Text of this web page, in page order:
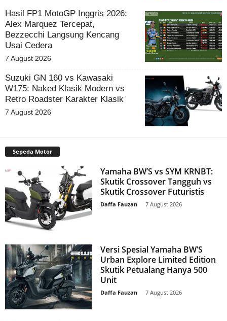
Hasil FP1 MotoGP Inggris 2026:
Alex Marquez Tercepat,
Bezzecchi Langsung Kencang
Usai Cedera
7 August 2026
Suzuki GN 160 vs Kawasaki
W175: Naked Klasik Modern vs
Retro Roadster Karakter Klasik
7 August 2026
Sepeda Motor
Yamaha BW’S vs SYM KRNBT:
Skutik Crossover Tangguh vs
Skutik Crossover Futuristis
Daffa Fauzan 7 August 2026
Versi Spesial Yamaha BW’S
Urban Explore Limited Edition
Skutik Petualang Hanya 500
Unit
Daffa Fauzan 7 August 2026